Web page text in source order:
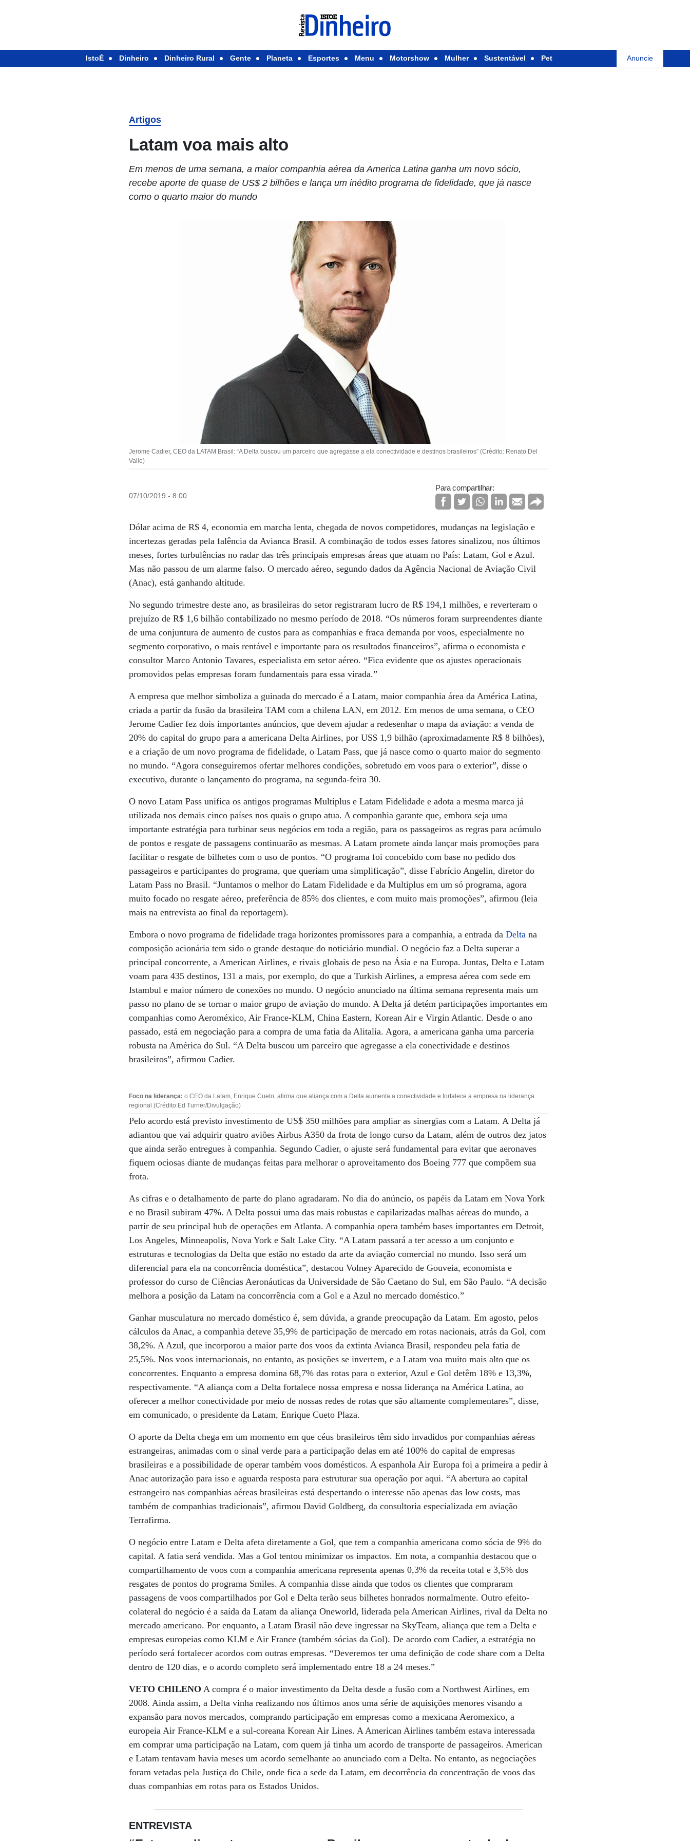
IstoÉ Dinheiro Dinheiro Rural Gente Planeta Esportes Menu Motorshow Mulher Sustentável Pet Anuncie
Artigos
Latam voa mais alto
Em menos de uma semana, a maior companhia aérea da America Latina ganha um novo sócio,
recebe aporte de quase de US$ 2 bilhões e lança um inédito programa de fidelidade, que já nasce
como o quarto maior do mundo
Jerome Cadier, CEO da LATAM Brasil: “A Delta buscou um parceiro que agregasse a ela conectividade e destinos brasileiros” (Crédito: Renato Del
Valle)
07/10/2019 - 8:00
Para compartilhar:
Dólar acima de R$ 4, economia em marcha lenta, chegada de novos competidores, mudanças na legislação e
incertezas geradas pela falência da Avianca Brasil. A combinação de todos esses fatores sinalizou, nos últimos
meses, fortes turbulências no radar das três principais empresas áreas que atuam no País: Latam, Gol e Azul.
Mas não passou de um alarme falso. O mercado aéreo, segundo dados da Agência Nacional de Aviação Civil
(Anac), está ganhando altitude.
No segundo trimestre deste ano, as brasileiras do setor registraram lucro de R$ 194,1 milhões, e reverteram o
prejuízo de R$ 1,6 bilhão contabilizado no mesmo período de 2018. “Os números foram surpreendentes diante
de uma conjuntura de aumento de custos para as companhias e fraca demanda por voos, especialmente no
segmento corporativo, o mais rentável e importante para os resultados financeiros”, afirma o economista e
consultor Marco Antonio Tavares, especialista em setor aéreo. “Fica evidente que os ajustes operacionais
promovidos pelas empresas foram fundamentais para essa virada.”
A empresa que melhor simboliza a guinada do mercado é a Latam, maior companhia área da América Latina,
criada a partir da fusão da brasileira TAM com a chilena LAN, em 2012. Em menos de uma semana, o CEO
Jerome Cadier fez dois importantes anúncios, que devem ajudar a redesenhar o mapa da aviação: a venda de
20% do capital do grupo para a americana Delta Airlines, por US$ 1,9 bilhão (aproximadamente R$ 8 bilhões),
e a criação de um novo programa de fidelidade, o Latam Pass, que já nasce como o quarto maior do segmento
no mundo. “Agora conseguiremos ofertar melhores condições, sobretudo em voos para o exterior”, disse o
executivo, durante o lançamento do programa, na segunda-feira 30.
O novo Latam Pass unifica os antigos programas Multiplus e Latam Fidelidade e adota a mesma marca já
utilizada nos demais cinco países nos quais o grupo atua. A companhia garante que, embora seja uma
importante estratégia para turbinar seus negócios em toda a região, para os passageiros as regras para acúmulo
de pontos e resgate de passagens continuarão as mesmas. A Latam promete ainda lançar mais promoções para
facilitar o resgate de bilhetes com o uso de pontos. “O programa foi concebido com base no pedido dos
passageiros e participantes do programa, que queriam uma simplificação”, disse Fabrício Angelin, diretor do
Latam Pass no Brasil. “Juntamos o melhor do Latam Fidelidade e da Multiplus em um só programa, agora
muito focado no resgate aéreo, preferência de 85% dos clientes, e com muito mais promoções”, afirmou (leia
mais na entrevista ao final da reportagem).
Embora o novo programa de fidelidade traga horizontes promissores para a companhia, a entrada daDelta na
composição acionária tem sido o grande destaque do noticiário mundial. O negócio faz a Delta superar a
principal concorrente, a American Airlines, e rivais globais de peso na Ásia e na Europa. Juntas, Delta e Latam
voam para 435 destinos, 131 a mais, por exemplo, do que a Turkish Airlines, a empresa aérea com sede em
Istambul e maior número de conexões no mundo. O negócio anunciado na última semana representa mais um
passo no plano de se tornar o maior grupo de aviação do mundo. A Delta já detém participações importantes em
companhias como Aeroméxico, Air France-KLM, China Eastern, Korean Air e Virgin Atlantic. Desde o ano
passado, está em negociação para a compra de uma fatia da Alitalia. Agora, a americana ganha uma parceria
robusta na América do Sul. “A Delta buscou um parceiro que agregasse a ela conectividade e destinos
brasileiros”, afirmou Cadier.
Foco na liderança: o CEO da Latam, Enrique Cueto, afirma que aliança com a Delta aumenta a conectividade e fortalece a empresa na liderança
regional (Crédito:Ed Turner/Divulgação)
Pelo acordo está previsto investimento de US$ 350 milhões para ampliar as sinergias com a Latam. A Delta já
adiantou que vai adquirir quatro aviões Airbus A350 da frota de longo curso da Latam, além de outros dez jatos
que ainda serão entregues à companhia. Segundo Cadier, o ajuste será fundamental para evitar que aeronaves
fiquem ociosas diante de mudanças feitas para melhorar o aproveitamento dos Boeing 777 que compõem sua
frota.
As cifras e o detalhamento de parte do plano agradaram. No dia do anúncio, os papéis da Latam em Nova York
e no Brasil subiram 47%. A Delta possui uma das mais robustas e capilarizadas malhas aéreas do mundo, a
partir de seu principal hub de operações em Atlanta. A companhia opera também bases importantes em Detroit,
Los Angeles, Minneapolis, Nova York e Salt Lake City. “A Latam passará a ter acesso a um conjunto e
estruturas e tecnologias da Delta que estão no estado da arte da aviação comercial no mundo. Isso será um
diferencial para ela na concorrência doméstica”, destacou Volney Aparecido de Gouveia, economista e
professor do curso de Ciências Aeronáuticas da Universidade de São Caetano do Sul, em São Paulo. “A decisão
melhora a posição da Latam na concorrência com a Gol e a Azul no mercado doméstico.”
Ganhar musculatura no mercado doméstico é, sem dúvida, a grande preocupação da Latam. Em agosto, pelos
cálculos da Anac, a companhia deteve 35,9% de participação de mercado em rotas nacionais, atrás da Gol, com
38,2%. A Azul, que incorporou a maior parte dos voos da extinta Avianca Brasil, respondeu pela fatia de
25,5%. Nos voos internacionais, no entanto, as posições se invertem, e a Latam voa muito mais alto que os
concorrentes. Enquanto a empresa domina 68,7% das rotas para o exterior, Azul e Gol detêm 18% e 13,3%,
respectivamente. “A aliança com a Delta fortalece nossa empresa e nossa liderança na América Latina, ao
oferecer a melhor conectividade por meio de nossas redes de rotas que são altamente complementares”, disse,
em comunicado, o presidente da Latam, Enrique Cueto Plaza.
O aporte da Delta chega em um momento em que céus brasileiros têm sido invadidos por companhias aéreas
estrangeiras, animadas com o sinal verde para a participação delas em até 100% do capital de empresas
brasileiras e a possibilidade de operar também voos domésticos. A espanhola Air Europa foi a primeira a pedir à
Anac autorização para isso e aguarda resposta para estruturar sua operação por aqui. “A abertura ao capital
estrangeiro nas companhias aéreas brasileiras está despertando o interesse não apenas das low costs, mas
também de companhias tradicionais”, afirmou David Goldberg, da consultoria especializada em aviação
Terrafirma.
O negócio entre Latam e Delta afeta diretamente a Gol, que tem a companhia americana como sócia de 9% do
capital. A fatia será vendida. Mas a Gol tentou minimizar os impactos. Em nota, a companhia destacou que o
compartilhamento de voos com a companhia americana representa apenas 0,3% da receita total e 3,5% dos
resgates de pontos do programa Smiles. A companhia disse ainda que todos os clientes que compraram
passagens de voos compartilhados por Gol e Delta terão seus bilhetes honrados normalmente. Outro efeito-
colateral do negócio é a saída da Latam da aliança Oneworld, liderada pela American Airlines, rival da Delta no
mercado americano. Por enquanto, a Latam Brasil não deve ingressar na SkyTeam, aliança que tem a Delta e
empresas europeias como KLM e Air France (também sócias da Gol). De acordo com Cadier, a estratégia no
período será fortalecer acordos com outras empresas. “Deveremos ter uma definição de code share com a Delta
dentro de 120 dias, e o acordo completo será implementado entre 18 a 24 meses.”
VETO CHILENO A compra é o maior investimento da Delta desde a fusão com a Northwest Airlines, em
2008. Ainda assim, a Delta vinha realizando nos últimos anos uma série de aquisições menores visando a
expansão para novos mercados, comprando participação em empresas como a mexicana Aeromexico, a
europeia Air France-KLM e a sul-coreana Korean Air Lines. A American Airlines também estava interessada
em comprar uma participação na Latam, com quem já tinha um acordo de transporte de passageiros. American
e Latam tentavam havia meses um acordo semelhante ao anunciado com a Delta. No entanto, as negociações
foram vetadas pela Justiça do Chile, onde fica a sede da Latam, em decorrência da concentração de voos das
duas companhias em rotas para os Estados Unidos.
ENTREVISTA